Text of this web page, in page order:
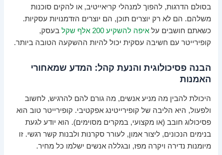
בסולם הדרגות, להפוך למנהלי קריאייטיב, או להקים סוכנות
משלהם. הם לא רק יוצרים תוכן, הם יוצרים הזדמנויות עסקיות.
כשאתם חושבים עלאיפה להשקיע 200 אלף שקל
בעסק,
קופירייטר עם חשיבה עסקית יכול להיות ההשקעה הטובה ביותר.
הבנה פסיכולוגית והנעת קהל: המדע שמאחורי
האמנות
היכולת להבין מה מניע אנשים, מה גורם להם להרגיש, לחשוב
ולפעול, היא הליבה של קופירייטינג אפקטיבי. קופירייטר טוב הוא
פסיכולוג חובב (או מקצועי, במקרים מסוימים). הוא יודע לגעת
בנימים הנכונים, ליצור אמון, לעורר סקרנות ולבנות קשר רגשי. זו
מיומנות נדירה ויקרה מפז, ובגללה אנשים ישלמו כל מחיר.